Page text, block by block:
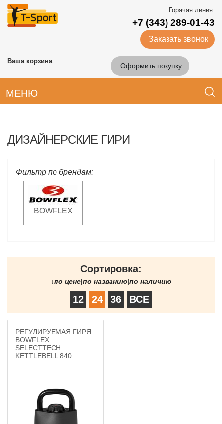
Горячая линия:
+7 (343) 289-01-43
Заказать звонок
Ваша корзина
Оформить покупку
МЕНЮ
ДИЗАЙНЕРСКИЕ ГИРИ
Фильтр по брендам:
BOWFLEX
Сортировка:
↓по цене|по названию|по наличию
12 24 36 ВСЕ
РЕГУЛИРУЕМАЯ ГИРЯ
BOWFLEX
SELECTTECH
KETTLEBELL 840